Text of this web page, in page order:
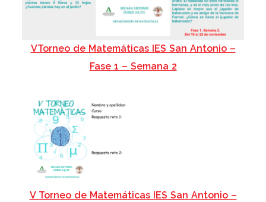
VTorneo de Matemáticas IES San Antonio –
Fase 1 – Semana 2
V Torneo de Matemáticas IES San Antonio –